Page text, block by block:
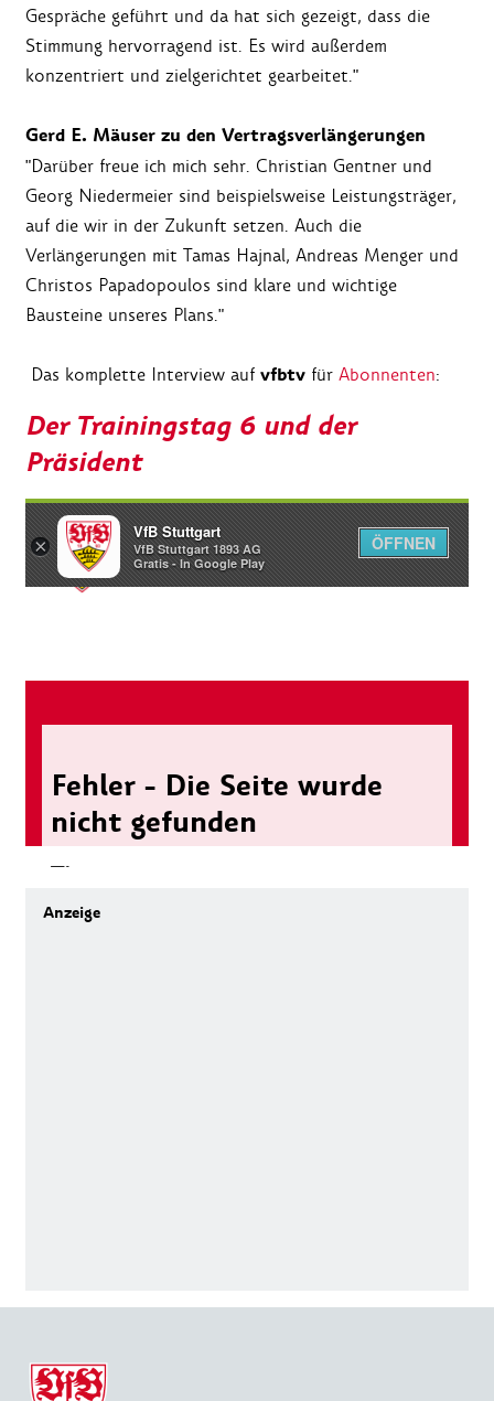
Gespräche geführt und da hat sich gezeigt, dass die
Stimmung hervorragend ist. Es wird außerdem
konzentriert und zielgerichtet gearbeitet."
Gerd E. Mäuser zu den Vertragsverlängerungen
"Darüber freue ich mich sehr. Christian Gentner und
Georg Niedermeier sind beispielsweise Leistungsträger,
auf die wir in der Zukunft setzen. Auch die
Verlängerungen mit Tamas Hajnal, Andreas Menger und
Christos Papadopoulos sind klare und wichtige
Bausteine unseres Plans."
Das komplette Interview auf vfbtv für Abonnenten:
Der Trainingstag 6 und der
Präsident